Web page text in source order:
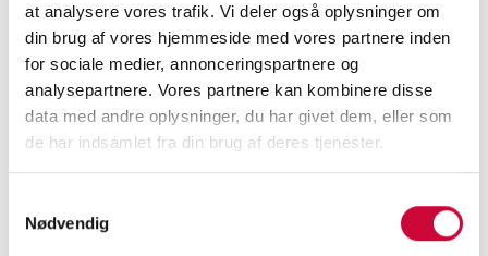
at analysere vores trafik. Vi deler også oplysninger om
din brug af vores hjemmeside med vores partnere inden
for sociale medier, annonceringspartnere og
analysepartnere. Vores partnere kan kombinere disse
data med andre oplysninger, du har givet dem, eller som
de har indsamlet fra din brug af deres tjenester.
Nødvendig
Användning av externa leverantörer: Om du
beställer externa tjänster kan
kontaktinformation och annan relevant
information som vi har registrerat om dig
tillhandahållas leverantören.
3. Vem kommer åt din personliga information?
I vissa fall kan andra företag få åtkomst till din